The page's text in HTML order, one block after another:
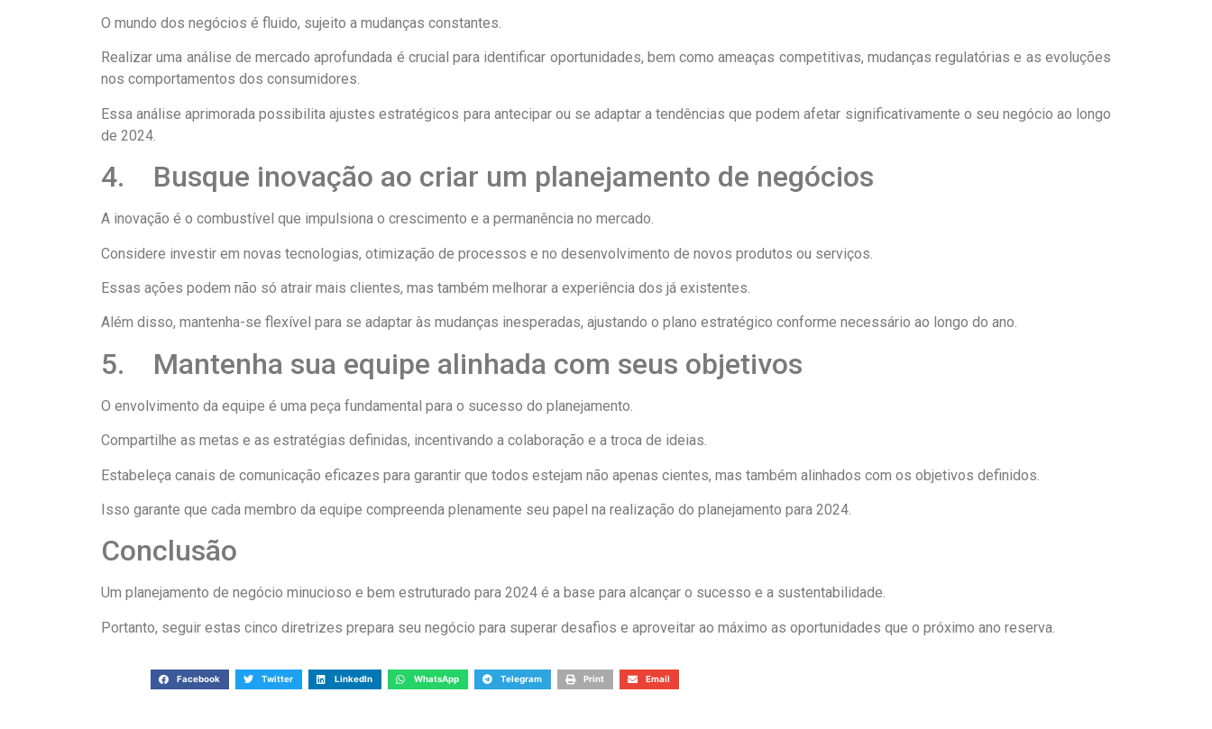
O mundo dos negócios é fluido, sujeito a mudanças constantes.
Realizar uma análise de mercado aprofundada é crucial para identificar oportunidades, bem como ameaças competitivas, mudanças regulatórias e as evoluções
nos comportamentos dos consumidores.
Essa análise aprimorada possibilita ajustes estratégicos para antecipar ou se adaptar a tendências que podem afetar significativamente o seu negócio ao longo
de 2024.
4. Busque inovação ao criar um planejamento de negócios
A inovação é o combustível que impulsiona o crescimento e a permanência no mercado.
Considere investir em novas tecnologias, otimização de processos e no desenvolvimento de novos produtos ou serviços.
Essas ações podem não só atrair mais clientes, mas também melhorar a experiência dos já existentes.
Além disso, mantenha-se flexível para se adaptar às mudanças inesperadas, ajustando o plano estratégico conforme necessário ao longo do ano.
5. Mantenha sua equipe alinhada com seus objetivos
O envolvimento da equipe é uma peça fundamental para o sucesso do planejamento.
Compartilhe as metas e as estratégias definidas, incentivando a colaboração e a troca de ideias.
Estabeleça canais de comunicação eficazes para garantir que todos estejam não apenas cientes, mas também alinhados com os objetivos definidos.
Isso garante que cada membro da equipe compreenda plenamente seu papel na realização do planejamento para 2024.
Conclusão
Um planejamento de negócio minucioso e bem estruturado para 2024 é a base para alcançar o sucesso e a sustentabilidade.
Portanto, seguir estas cinco diretrizes prepara seu negócio para superar desafios e aproveitar ao máximo as oportunidades que o próximo ano reserva.
Facebook Twitter LinkedIn WhatsApp Telegram Print Email